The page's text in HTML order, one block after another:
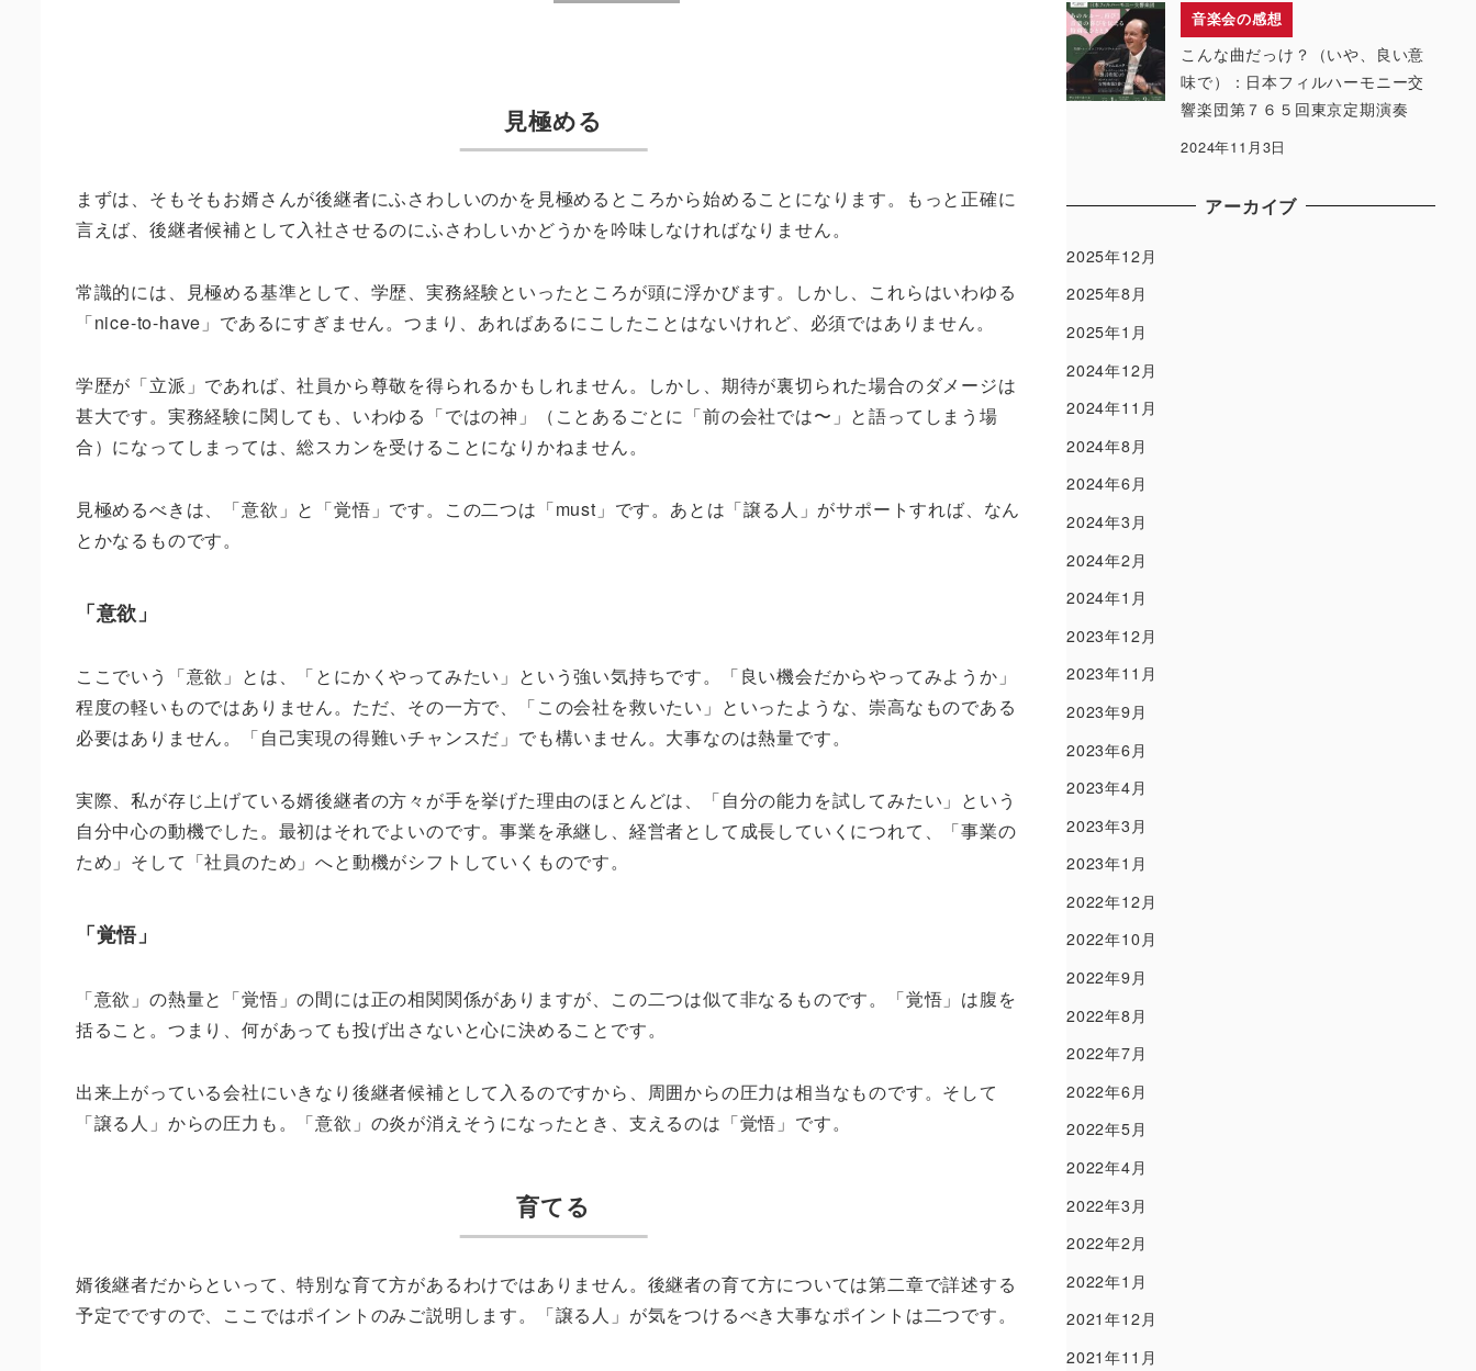
見極める
まずは、そもそもお婿さんが後継者にふさわしいのかを見極めるところから始めることになります。もっと正確に
言えば、後継者候補として入社させるのにふさわしいかどうかを吟味しなければなりません。
常識的には、見極める基準として、学歴、実務経験といったところが頭に浮かびます。しかし、これらはいわゆる
「nice-to-have」であるにすぎません。つまり、あればあるにこしたことはないけれど、必須ではありません。
学歴が「立派」であれば、社員から尊敬を得られるかもしれません。しかし、期待が裏切られた場合のダメージは
甚大です。実務経験に関しても、いわゆる「ではの神」（ことあるごとに「前の会社では〜」と語ってしまう場
合）になってしまっては、総スカンを受けることになりかねません。
見極めるべきは、「意欲」と「覚悟」です。この二つは「must」です。あとは「譲る人」がサポートすれば、なん
とかなるものです。
「意欲」
ここでいう「意欲」とは、「とにかくやってみたい」という強い気持ちです。「良い機会だからやってみようか」
程度の軽いものではありません。ただ、その一方で、「この会社を救いたい」といったような、崇高なものである
必要はありません。「自己実現の得難いチャンスだ」でも構いません。大事なのは熱量です。
実際、私が存じ上げている婿後継者の方々が手を挙げた理由のほとんどは、「自分の能力を試してみたい」という
自分中心の動機でした。最初はそれでよいのです。事業を承継し、経営者として成長していくにつれて、「事業の
ため」そして「社員のため」へと動機がシフトしていくものです。
「覚悟」
「意欲」の熱量と「覚悟」の間には正の相関関係がありますが、この二つは似て非なるものです。「覚悟」は腹を
括ること。つまり、何があっても投げ出さないと心に決めることです。
出来上がっている会社にいきなり後継者候補として入るのですから、周囲からの圧力は相当なものです。そして
「譲る人」からの圧力も。「意欲」の炎が消えそうになったとき、支えるのは「覚悟」です。
育てる
婿後継者だからといって、特別な育て方があるわけではありません。後継者の育て方については第二章で詳述する
予定でですので、ここではポイントのみご説明します。「譲る人」が気をつけるべき大事なポイントは二つです。
音楽会の感想
こんな曲だっけ？（いや、良い意
味で）：日本フィルハーモニー交
響楽団第７６５回東京定期演奏
2024年11月3日
アーカイブ
2025年12月
2025年8月
2025年1月
2024年12月
2024年11月
2024年8月
2024年6月
2024年3月
2024年2月
2024年1月
2023年12月
2023年11月
2023年9月
2023年6月
2023年4月
2023年3月
2023年1月
2022年12月
2022年10月
2022年9月
2022年8月
2022年7月
2022年6月
2022年5月
2022年4月
2022年3月
2022年2月
2022年1月
2021年12月
2021年11月